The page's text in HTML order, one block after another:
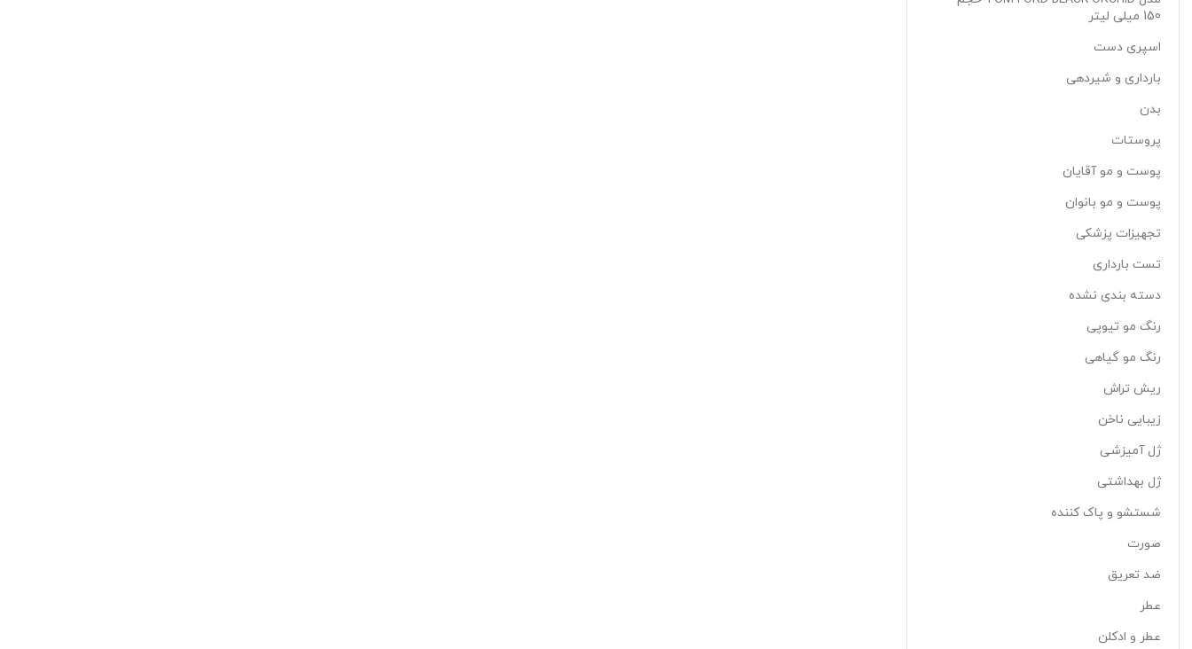
150 میلی لیتر
اسپری دست
بارداری و شیردهی
بدن
پروستات
پوست و مو آقایان
پوست و مو بانوان
تجهیزات پزشکی
تست بارداری
دسته بندی نشده
رنگ مو تیوپی
رنگ مو گیاهی
ریش تراش
زیبایی ناخن
ژل آمیزشی
ژل بهداشتی
شستشو و پاک کننده
صورت
ضد تعریق
عطر
عطر و ادکلن